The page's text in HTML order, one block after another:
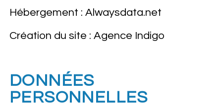
Hébergement : Alwaysdata.net
Création du site : Agence Indigo
DONNÉES
PERSONNELLES